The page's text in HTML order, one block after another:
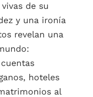
de su
y una ironía
revelan una
hoteles
al